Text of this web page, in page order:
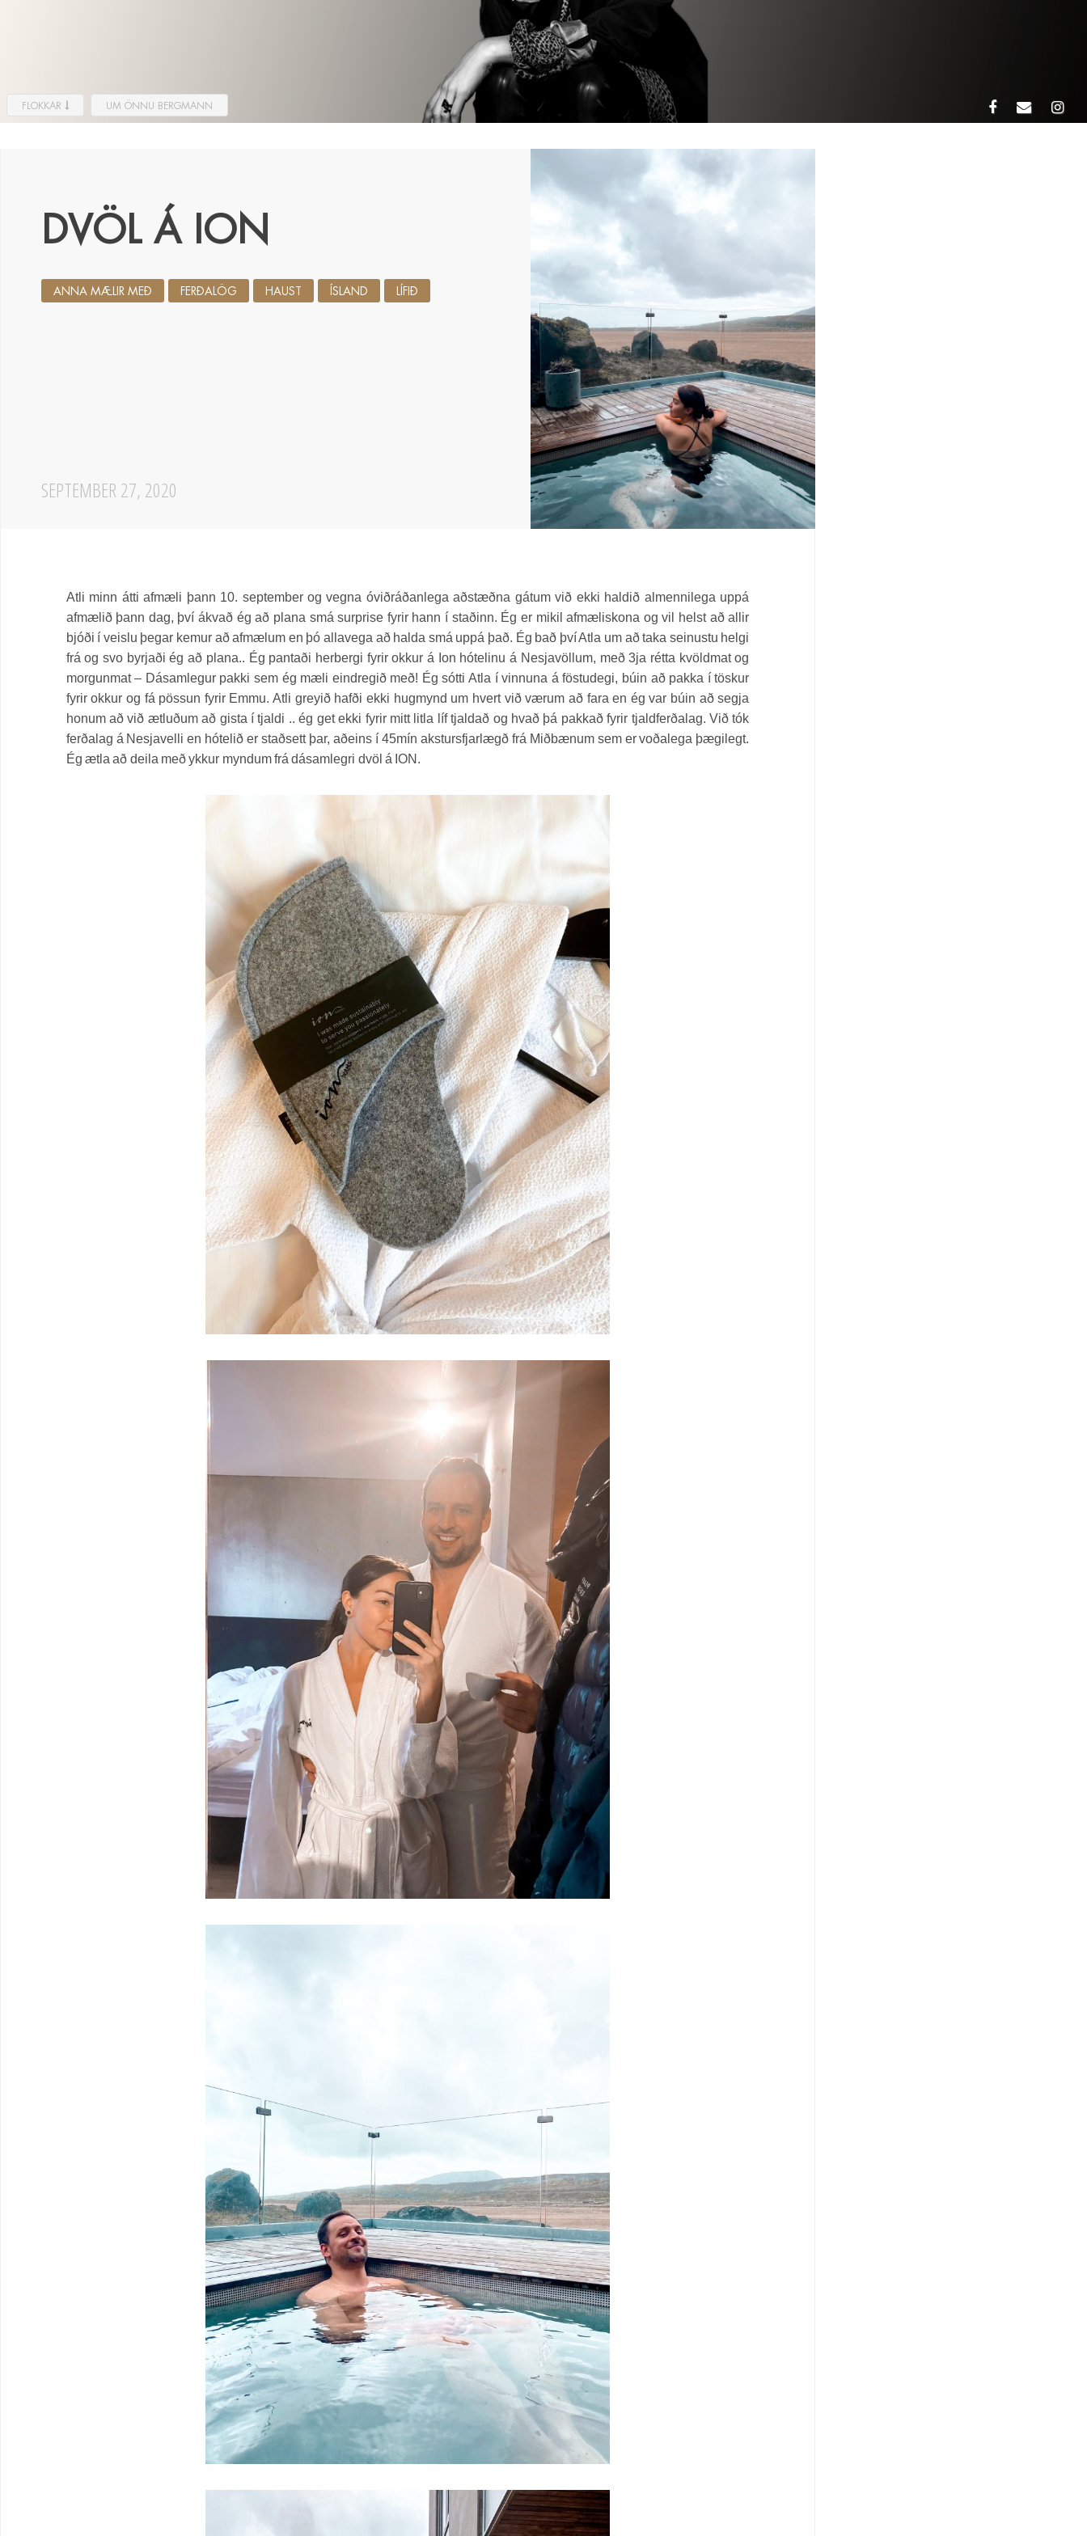
FLOKKAR UM ÖNNU BERGMANN
DVÖL Á ION
SEPTEMBER 27, 2020
ANNA MÆLIR MEÐ FERÐALÖG HAUST ÍSLAND LÍFIÐ
Atli minn átti afmæli þann 10. september og vegna óviðráðanlega aðstæðna gátum við ekki haldið almennilega uppá
afmælið þann dag, því ákvað ég að plana smá surprise fyrir hann í staðinn. Ég er mikil afmæliskona og vil helst að allir
bjóði í veislu þegar kemur að afmælum en þó allavega að halda smá uppá það. Ég bað því Atla um að taka seinustu helgi
frá og svo byrjaði ég að plana.. Ég pantaði herbergi fyrir okkur á Ion hótelinu á Nesjavöllum, með 3ja rétta kvöldmat og
morgunmat – Dásamlegur pakki sem ég mæli eindregið með! Ég sótti Atla í vinnuna á föstudegi, búin að pakka í töskur
fyrir okkur og fá pössun fyrir Emmu. Atli greyið hafði ekki hugmynd um hvert við værum að fara en ég var búin að segja
honum að við ætluðum að gista í tjaldi .. ég get ekki fyrir mitt litla líf tjaldað og hvað þá pakkað fyrir tjaldferðalag. Við tók
ferðalag á Nesjavelli en hótelið er staðsett þar, aðeins í 45mín akstursfjarlægð frá Miðbænum sem er voðalega þægilegt.
Ég ætla að deila með ykkur myndum frá dásamlegri dvöl á ION.